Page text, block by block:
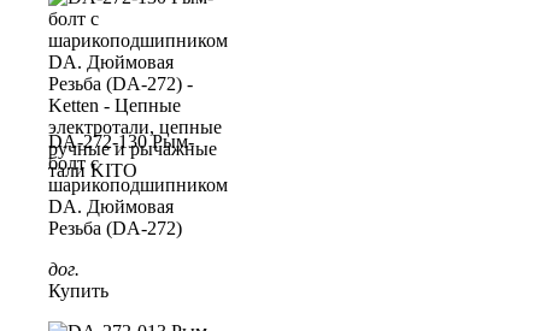
DA-272-130 Рым-
болт с
шарикоподшипником
DA. Дюймовая
Резьба (DA-272)
дог.
Купить